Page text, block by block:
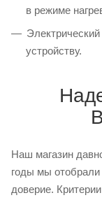
в режиме
устройству.
Наш магазин
годы мы
доверие.